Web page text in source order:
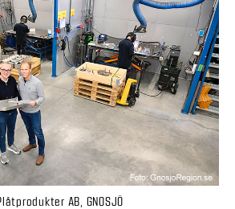
AB, GNOSJÖ